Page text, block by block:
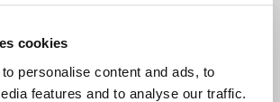
cookies
personalise content and ads, to
features and to analyse our traffic.